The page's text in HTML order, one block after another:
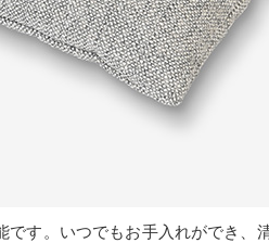
です。いつでもお手入れができ